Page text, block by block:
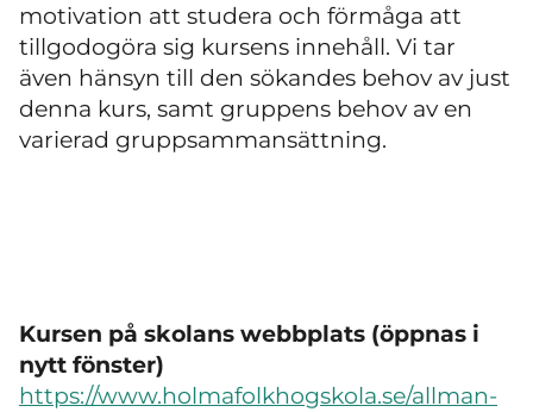
motivation att studera och förmåga att
tillgodogöra sig kursens innehåll. Vi tar
även hänsyn till den sökandes behov av just
denna kurs, samt gruppens behov av en
varierad gruppsammansättning.
Kursen på skolans webbplats (öppnas i
nytt fönster)
https://www.holmafolkhogskola.se/allman-